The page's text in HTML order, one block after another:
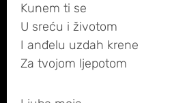
Kunem ti se
U sreću i životom
I anđelu uzdah krene
Za tvojom ljepotom